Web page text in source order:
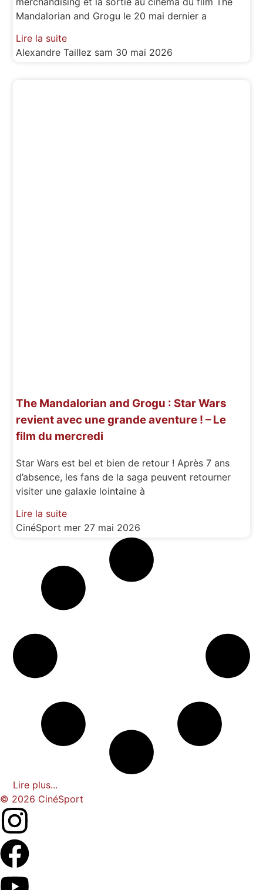
Mandalorian and Grogu le 20 mai dernier a
Lire la suite
Alexandre Taillez sam 30 mai 2026
The Mandalorian and Grogu : Star Wars
revient avec une grande aventure ! – Le
film du mercredi
Star Wars est bel et bien de retour ! Après 7 ans
d’absence, les fans de la saga peuvent retourner
visiter une galaxie lointaine à
Lire la suite
CinéSport mer 27 mai 2026
Lire plus...
© 2026 CinéSport